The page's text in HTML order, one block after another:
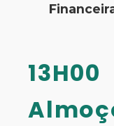
13H00